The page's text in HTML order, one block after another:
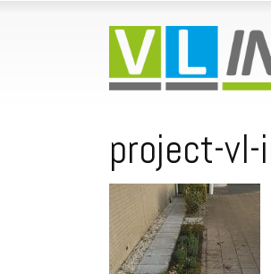
project-